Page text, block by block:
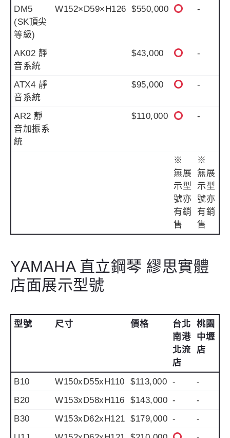
DM5
(SK頂尖
等級)
W152×D59×H126 $550,000 -
AK02 靜
音系統
$43,000 -
ATX4 靜
音系統
$95,000 -
AR2 靜
音加振系
統
$110,000 -
※
無展
示型
號亦
有銷
售
※
無展
示型
號亦
有銷
售
YAMAHA 直立鋼琴 繆思實體
店面展示型號
型號 尺寸 價格
台北
南港
北流
店
桃園
中壢
店
B10 W150xD55xH110 $113,000 -
-
B20
W153xD58xH116 $143,000 -
-
B30
W153xD62xH121 $179,000 -
-